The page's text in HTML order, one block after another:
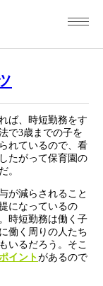
ば、時短勤務をす
で3歳までの子を
れているので、看
たがって保育園の
。
が減らされること
になっているの
時短勤務は働く子
働く周りの人たち
いるだろう。そこ
イントがあるので